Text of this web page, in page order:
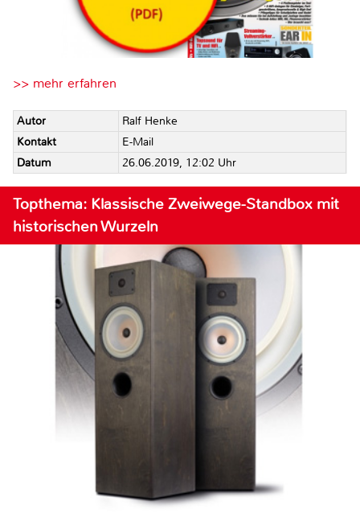
>> mehr erfahren
Autor
Ralf Henke
Kontakt
E-Mail
Datum
26.06.2019, 12:02 Uhr
Topthema: Klassische Zweiwege-Standbox mit
historischen Wurzeln